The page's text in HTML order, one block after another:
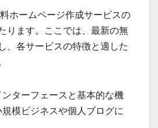
ホームページ作成サービスの
ります。ここでは、最新の無
、各サービスの特徴と適した
ターフェースと基本的な機
模ビジネスや個人ブログに